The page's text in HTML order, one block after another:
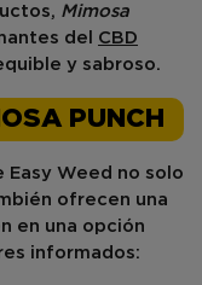
Mimosa
del CBD
y sabroso.
PUNCH
Easy Weed
no solo
ofrecen una
en una opción
informados: